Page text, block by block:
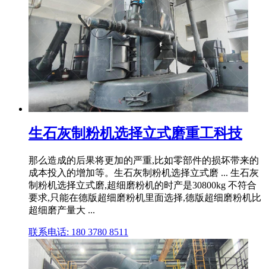
生石灰制粉机选择立式磨重工科技
那么造成的后果将更加的严重,比如零部件的损坏带来的
成本投入的增加等。生石灰制粉机选择立式磨 ... 生石灰
制粉机选择立式磨,超细磨粉机的时产是30800kg 不符合
要求,只能在德版超细磨粉机里面选择,德版超细磨粉机比
超细磨产量大 ...
联系电话: 180 3780 8511